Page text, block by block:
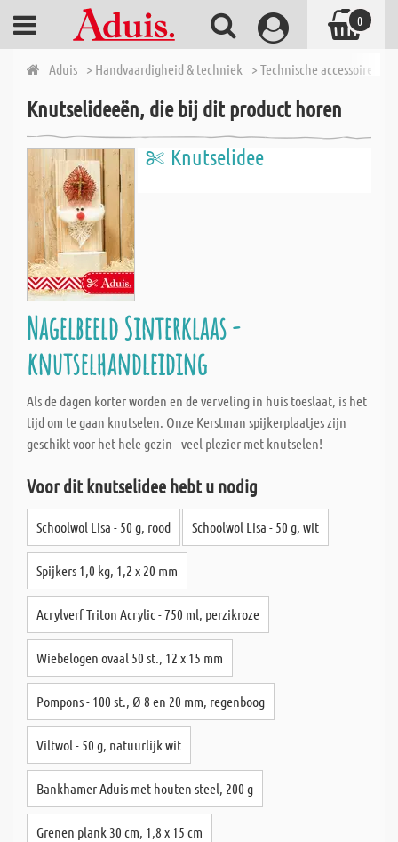
Aduis > Handvaardigheid & techniek > Technische accessoires
Knutselideeën, die bij dit product horen
Knutselidee
Nagelbeeld Sinterklaas -
knutselhandleiding
Als de dagen korter worden en de verveling in huis toeslaat, is het
tijd om te gaan knutselen. Onze Kerstman spijkerplaatjes zijn
geschikt voor het hele gezin - veel plezier met knutselen!
Voor dit knutselidee hebt u nodig
Schoolwol Lisa - 50 g, rood Schoolwol Lisa - 50 g, wit
Spijkers 1,0 kg, 1,2 x 20 mm
Acrylverf Triton Acrylic - 750 ml, perzikroze
Wiebelogen ovaal 50 st., 12 x 15 mm
Pompons - 100 st., Ø 8 en 20 mm, regenboog
Viltwol - 50 g, natuurlijk wit
Bankhamer Aduis met houten steel, 200 g
Grenen plank 30 cm, 1,8 x 15 cm
0